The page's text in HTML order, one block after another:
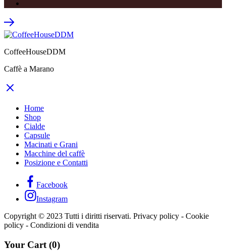
CoffeeHouseDDM
Caffè a Marano
Home
Shop
Cialde
Capsule
Macinati e Grani
Macchine del caffè
Posizione e Contatti
Facebook
Instagram
Copyright © 2023 Tutti i diritti riservati. Privacy policy - Cookie
policy - Condizioni di vendita
Your Cart (0)